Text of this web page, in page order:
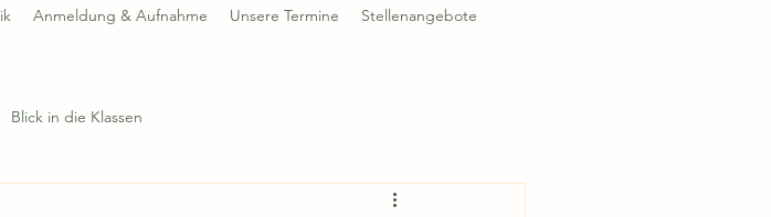
Anmeldung & Aufnahme Unsere Termine Stellenangebote
Blick in die Klassen